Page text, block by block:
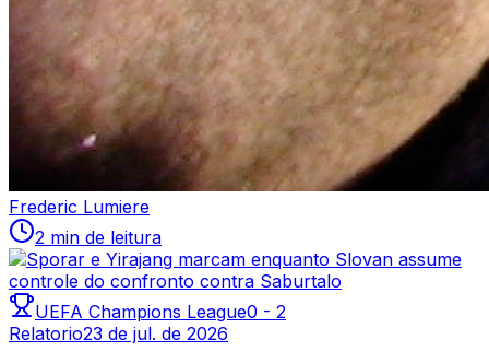
Frederic Lumiere
2 min de leitura
UEFA Champions League0 - 2
Relatorio23 de jul. de 2026